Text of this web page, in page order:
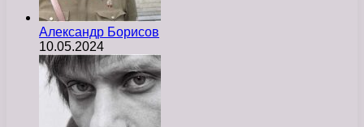
Александр Борисов
10.05.2024